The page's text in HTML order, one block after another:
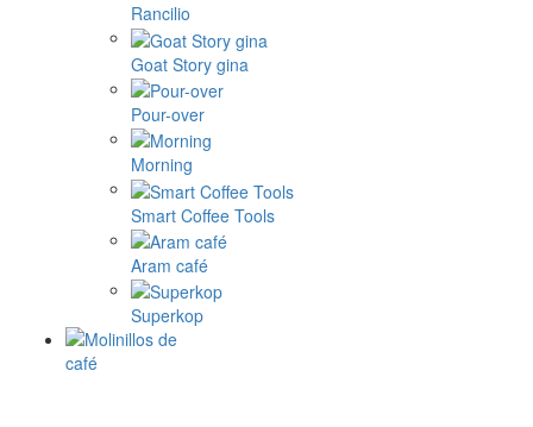
Rancilio
Goat Story gina
Pour-over
Morning
Smart Coffee Tools
Aram café
Superkop